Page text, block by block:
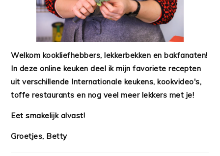
Welkom kookliefhebbers, lekkerbekken en bakfanaten!
In deze online keuken deel ik mijn favoriete recepten
uit verschillende Internationale keukens, kookvideo's,
toffe restaurants en nog veel meer lekkers met je!
Eet smakelijk alvast!
Groetjes, Betty